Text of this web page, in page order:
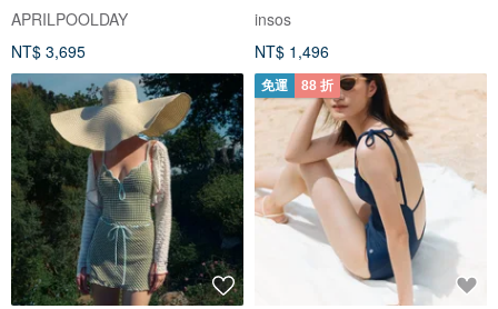
APRILPOOLDAY
NT$ 3,695
insos
NT$ 1,496
免運 88 折